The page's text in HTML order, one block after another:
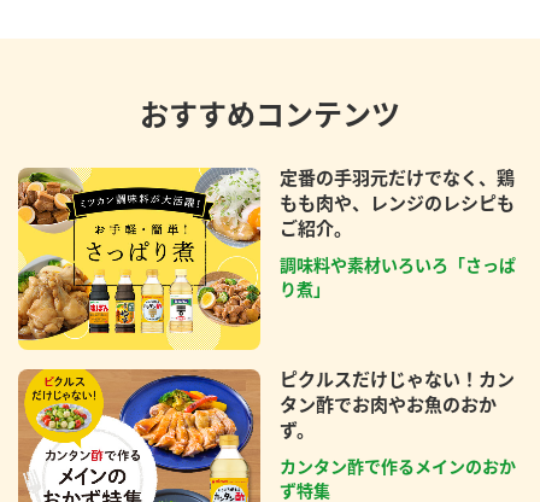
おすすめコンテンツ
定番の手羽元だけでなく、鶏
もも肉や、レンジのレシピも
ご紹介。
調味料や素材いろいろ「さっぱ
り煮」
ピクルスだけじゃない！カン
タン酢でお肉やお魚のおか
ず。
カンタン酢で作るメインのおか
ず特集